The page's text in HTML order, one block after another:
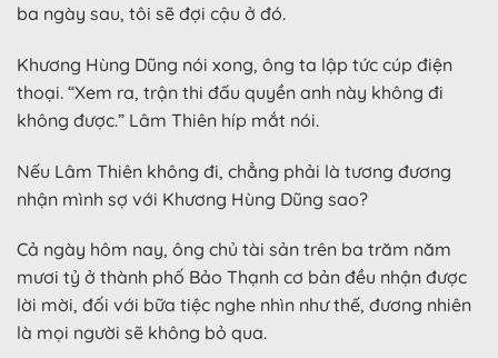
ba ngày sau, tôi sẽ đợi cậu ở đó.
Khương Hùng Dũng nói xong, ông ta lập tức cúp điện
thoại. “Xem ra, trận thi đấu quyền anh này không đi
không được.” Lâm Thiên híp mắt nói.
Nếu Lâm Thiên không đi, chẳng phải là tương đương
nhận mình sợ với Khương Hùng Dũng sao?
Cả ngày hôm nay, ông chủ tài sản trên ba trăm năm
mươi tỷ ở thành phố Bảo Thạnh cơ bản đều nhận được
lời mời, đối với bữa tiệc nghe nhìn như thế, đương nhiên
là mọi người sẽ không bỏ qua.